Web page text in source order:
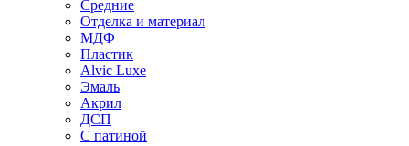
Средние
Отделка и материал
МДФ
Пластик
Alvic Luxe
Эмаль
Акрил
ДСП
С патиной